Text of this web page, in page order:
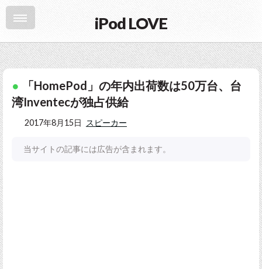
iPod LOVE
「HomePod」の年内出荷数は50万台、台
湾Inventecが独占供給
2017年8月15日 スピーカー
当サイトの記事には広告が含まれます。